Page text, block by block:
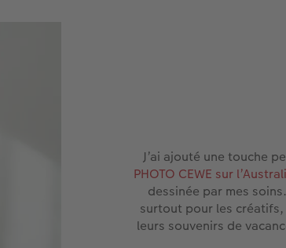
J’ai ajouté une touche
PHOTO CEWE sur
dessinée par mes
surtout pour les
leurs souvenirs de